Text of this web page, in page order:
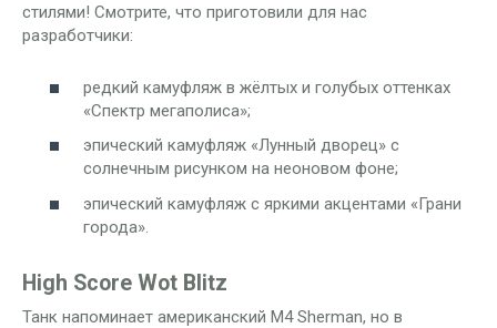
стилями! Смотрите, что приготовили для нас
разработчики:
редкий камуфляж в жёлтых и голубых оттенках
«Спектр мегаполиса»;
эпический камуфляж «Лунный дворец» с
солнечным рисунком на неоновом фоне;
эпический камуфляж с яркими акцентами «Грани
города».
High Score Wot Blitz
Танк напоминает американский M4 Sherman, но в